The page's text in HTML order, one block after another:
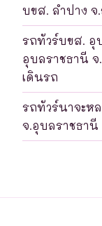
บขส. ลำปาง จ
รถทัวร์บขส. อุ
อุบลราชธานี
เดินรถ
รถทัวร์นาจะห
จ.อุบลราชธานี